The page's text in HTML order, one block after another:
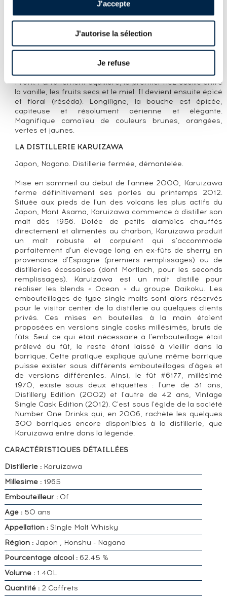
J'accepte
J'autorise la sélection
Je refuse
Single cask (#2372) de Karuizawa distillé en 1965, vieilli
dans un fût de sherry et embouteillé en 2016. Généreux,
intarissable, ce Karuizawa aime à raconter des histoires
qui offrent à l'imaginaire du dégustateur la possibilité de
s'évader vers des contrées éloignées très fertiles en
émotions olfactives et gustatives. En cela, il s'inscrit dans
la plus pure tradition de ce single malt hors du commun.
Édition limitée à 309 bouteilles.
Profil: Parfaitement équilibré, le premier nez oscille entre
la vanille, les fruits secs et le miel. Il devient ensuite épicé
et floral (réséda). Longiligne, la bouche est épicée,
capiteuse et résolument aérienne et élégante.
Magnifique camaïeu de couleurs brunes, orangées,
vertes et jaunes.
LA DISTILLERIE KARUIZAWA
Japon, Nagano. Distillerie fermée, démantelée.
Mise en sommeil au début de l'année 2000, Karuizawa
ferme définitivement ses portes au printemps 2012.
Située aux pieds de l'un des volcans les plus actifs du
Japon, Mont Asama, Karuizawa commence à distiller son
malt dès 1956. Dotée de petits alambics chauffés
directement et alimentés au charbon, Karuizawa produit
un malt robuste et corpulent qui s'accommode
parfaitement d'un élevage long en ex-fûts de sherry en
provenance d'Espagne (premiers remplissages) ou de
distilleries écossaises (dont Mortlach, pour les seconds
remplissages). Karuizawa est un malt distillé pour
réaliser les blends « Ocean » du groupe Daikoku. Les
embouteillages de type single malts sont alors réservés
pour le visitor center de la distillerie ou quelques clients
privés. Ces mises en bouteilles à la main étaient
proposées en versions single casks millésimés, bruts de
fûts. Seul ce qui était nécessaire à l'embouteillage était
prélevé du fût, le reste étant laissé à vieillir dans la
barrique. Cette pratique explique qu'une même barrique
puisse exister sous différents embouteillages d'âges et
de versions différentes. Ainsi, le fût #6177, millésimé
1970, existe sous deux étiquettes : l'une de 31 ans,
Distillery Edition (2002) et l'autre de 42 ans, Vintage
Single Cask Edition (2012). C'est sous l'égide de la société
Number One Drinks qui, en 2006, rachète les quelques
300 barriques encore disponibles à la distillerie, que
Karuizawa entre dans la légende.
CARACTÉRISTIQUES DÉTAILLÉES
Distillerie :Karuizawa
Millesime :1965
Embouteilleur :Of.
Age :50 ans
Appellation :Single Malt Whisky
Région : Japon , Honshu - Nagano
Pourcentage alcool :62.45 %
Volume : 1.40L
Quantité :2 Coffrets